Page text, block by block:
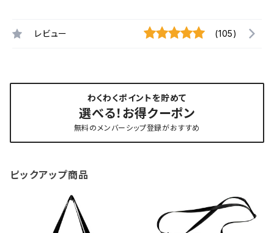
レビュー (105)
わくわくポイントを貯めて
選べる！お得クーポン
無料のメンバーシップ登録がおすすめ
ピックアップ商品